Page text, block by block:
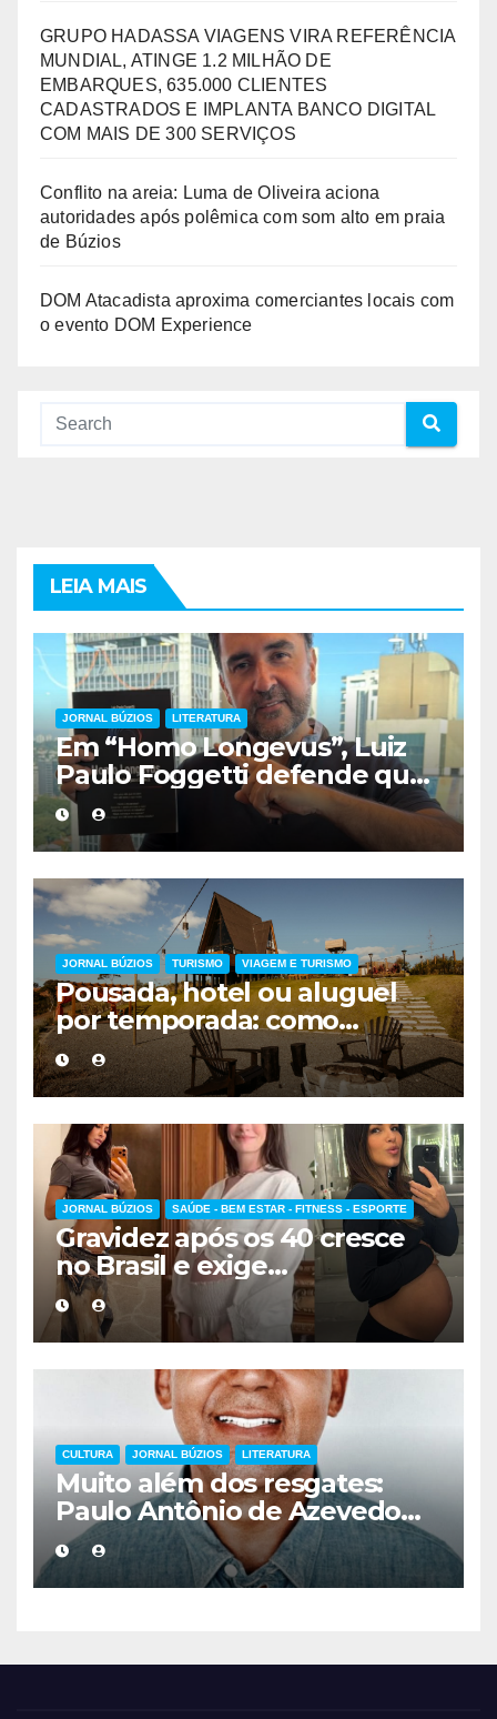
GRUPO HADASSA VIAGENS VIRA REFERÊNCIA
MUNDIAL, ATINGE 1.2 MILHÃO DE
EMBARQUES, 635.000 CLIENTES
CADASTRADOS E IMPLANTA BANCO DIGITAL
COM MAIS DE 300 SERVIÇOS
Conflito na areia: Luma de Oliveira aciona
autoridades após polêmica com som alto em praia
de Búzios
DOM Atacadista aproxima comerciantes locais com
o evento DOM Experience
LEIA MAIS
JORNAL BÚZIOS LITERATURA
Em “Homo Longevus”, Luiz
Paulo Foggetti defende que
viver mais exigirá uma nova
forma de encarar a vida
JORNAL BÚZIOS TURISMO VIAGEM E TURISMO
Pousada, hotel ou aluguel
por temporada: como
escolher a melhor
hospedagem
JORNAL BÚZIOS SAÚDE - BEM ESTAR - FITNESS - ESPORTE
Gravidez após os 40 cresce
no Brasil e exige
acompanhamento médico
mais cuidadoso
CULTURA JORNAL BÚZIOS LITERATURA
Muito além dos resgates:
Paulo Antônio de Azevedo
eterniza a coragem, a
humanidade e a missão dos
guarda-vidas na literatura